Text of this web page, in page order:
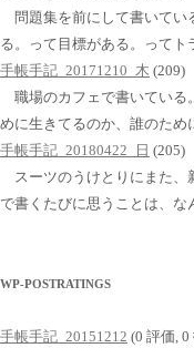
問題集を前にして書いて
る。って目標がある。って
手帳手記_20171210_木 (209)
職場のカフェで書いてい
めに生きてるのか、誰のた
手帳手記_20180422_日 (205)
スーツのうけとりにまた
で書くたびに思うことは、
WP-POSTRATINGS
手帳手記_20151212 (0 評価, 0